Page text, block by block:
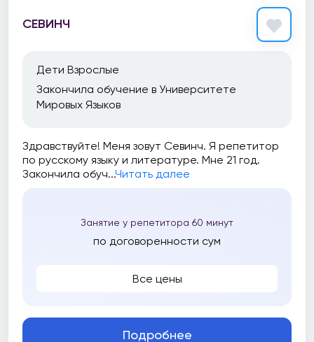
СЕВИНЧ
Дети Взрослые
Закончила обучение в Университете
Мировых Языков
Здравствуйте! Меня зовут Севинч. Я репетитор
по русскому языку и литературе. Мне 21 год.
Закончила обуч...Читать далее
Занятие у репетитора 60 минут
по договоренности сум
Все цены
Подробнее